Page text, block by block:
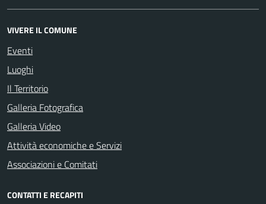
VIVERE IL COMUNE
Eventi
Luoghi
Il Territorio
Galleria Fotografica
Galleria Video
Attività economiche e Servizi
Associazioni e Comitati
CONTATTI E RECAPITI